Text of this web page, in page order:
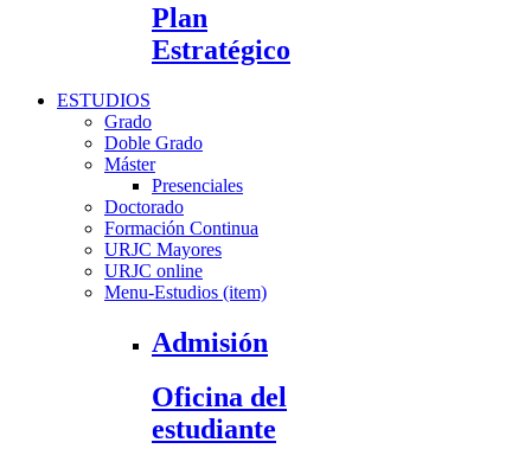
Plan
Estratégico
ESTUDIOS
Grado
Doble Grado
Máster
Presenciales
Doctorado
Formación Continua
URJC Mayores
URJC online
Menu-Estudios (item)
Admisión
Oficina del
estudiante